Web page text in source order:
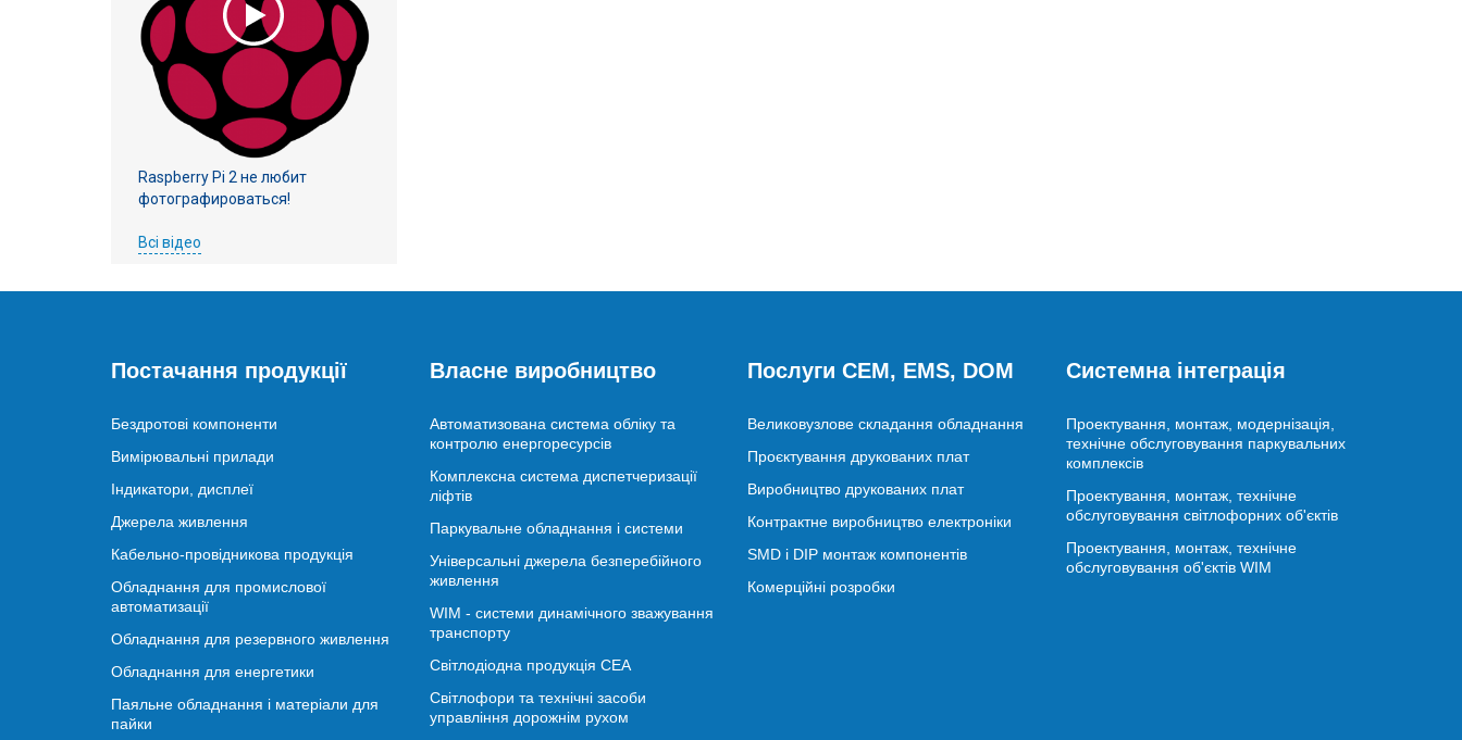
Raspberry Pi 2 не любит
фотографироваться!
Всі відео
Постачання продукції
Бездротові компоненти
Вимірювальні прилади
Індикатори, дисплеї
Джерела живлення
Кабельно-провідникова продукція
Обладнання для промислової
автоматизації
Обладнання для резервного живлення
Обладнання для енергетики
Паяльне обладнання і матеріали для
пайки
Власне виробництво
Автоматизована система обліку та
контролю енергоресурсів
Комплексна система диспетчеризації
ліфтів
Паркувальне обладнання і системи
Універсальні джерела безперебійного
живлення
WIM - системи динамічного зважування
транспорту
Світлодіодна продукція СЕА
Світлофори та технічні засоби
управління дорожнім рухом
Послуги CEM, EMS, DOM
Великовузлове складання обладнання
Проєктування друкованих плат
Виробництво друкованих плат
Контрактне виробництво електроніки
SMD і DIP монтаж компонентів
Комерційні розробки
Системна інтеграція
Проектування, монтаж, модернізація,
технічне обслуговування паркувальних
комплексів
Проектування, монтаж, технічне
обслуговування світлофорних об'єктів
Проектування, монтаж, технічне
обслуговування об'єктів WIM